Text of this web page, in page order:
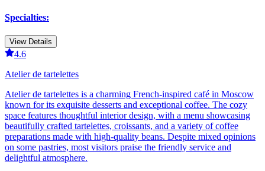
Specialties:
View Details
4.6
Atelier de tartelettes
Atelier de tartelettes is a charming French-inspired café in Moscow
known for its exquisite desserts and exceptional coffee. The cozy
space features thoughtful interior design, with a menu showcasing
beautifully crafted tartelettes, croissants, and a variety of coffee
preparations made with high-quality beans. Despite mixed opinions
on some pastries, most visitors praise the friendly service and
delightful atmosphere.